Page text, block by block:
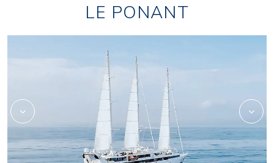
LE PONANT